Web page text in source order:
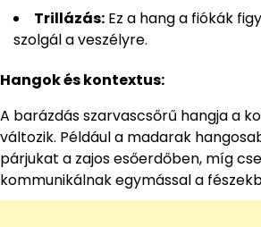
Trillázás: Ez a hang a fiókák
szolgál a veszélyre.
Hangok és kontextus:
A barázdás szarvascsőrű hangja a
változik. Például a madarak
párjukat a zajos esőerdőben, míg
kommunikálnak egymással a